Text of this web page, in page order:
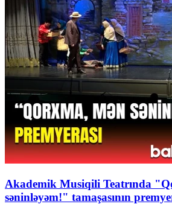
Akademik Musiqili Teatrında
səninləyəm!" tamaşasının